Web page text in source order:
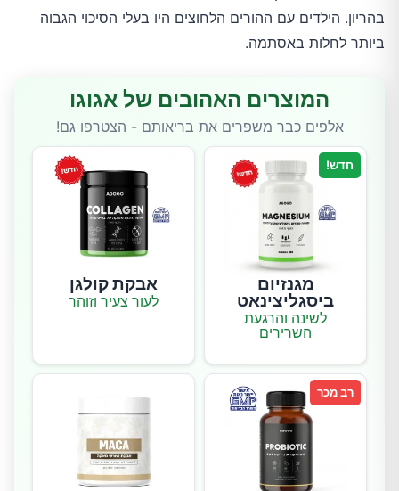
בהריון. הילדים עם ההורים הלחוצים היו בעלי הסיכוי הגבוה
ביותר לחלות באסתמה.
המוצרים האהובים של אגוגו
אלפים כבר משפרים את בריאותם - הצטרפו גם!
חדש!
מגנזיום
ביסגליצינאט
לשינה והרגעת
השרירים
אבקת קולגן
לעור צעיר וזוהר
רב מכר